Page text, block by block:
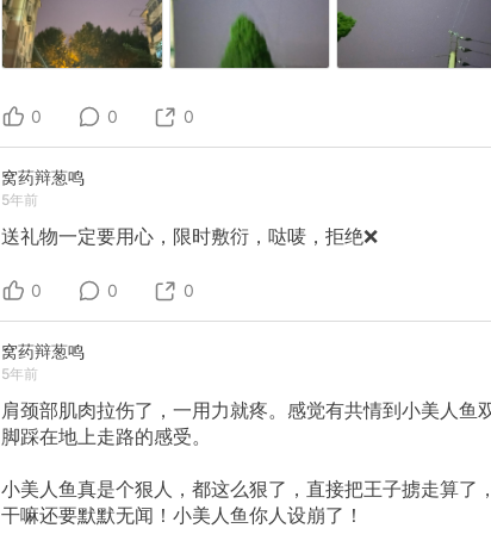
0 0 0
窝药辩葱鸣
5年前
送礼物一定要用心，限时敷衍，哒唛，拒绝❌
0 0 0
窝药辩葱鸣
5年前
肩颈部肌肉拉伤了，一用力就疼。感觉有共情到小美人鱼
脚踩在地上走路的感受。
小美人鱼真是个狠人，都这么狠了，直接把王子掳走算了
干嘛还要默默无闻！小美人鱼你人设崩了！